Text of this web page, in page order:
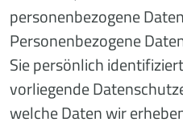
personenbezogene
Personenbezogene
Sie persönlich
vorliegende
welche Daten wir